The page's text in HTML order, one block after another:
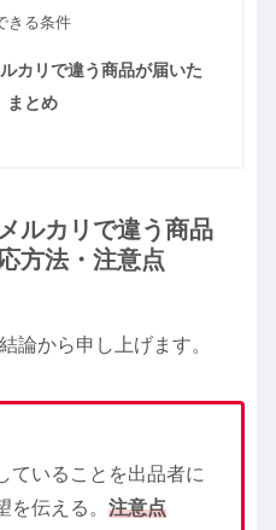
きる条件
カリで違う商品が届いた
まとめ
ルカリで違う商品
方法・注意点
論から申し上げます。
ていることを出品者に
伝える。 注意点